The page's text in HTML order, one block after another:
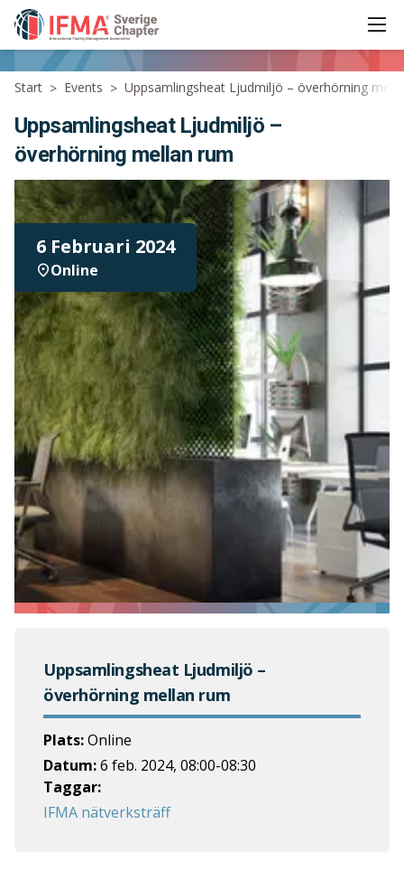
IFMA - International Facility Management Association
Start > Events > Uppsamlingsheat Ljudmiljö – överhörning
Uppsamlingsheat Ljudmiljö –
överhörning mellan rum
6 Februari 2024
Online
Uppsamlingsheat Ljudmiljö –
överhörning mellan rum
Plats:Online
Datum:6 feb. 2024, 08:00-08:30
Taggar:
IFMA nätverksträff